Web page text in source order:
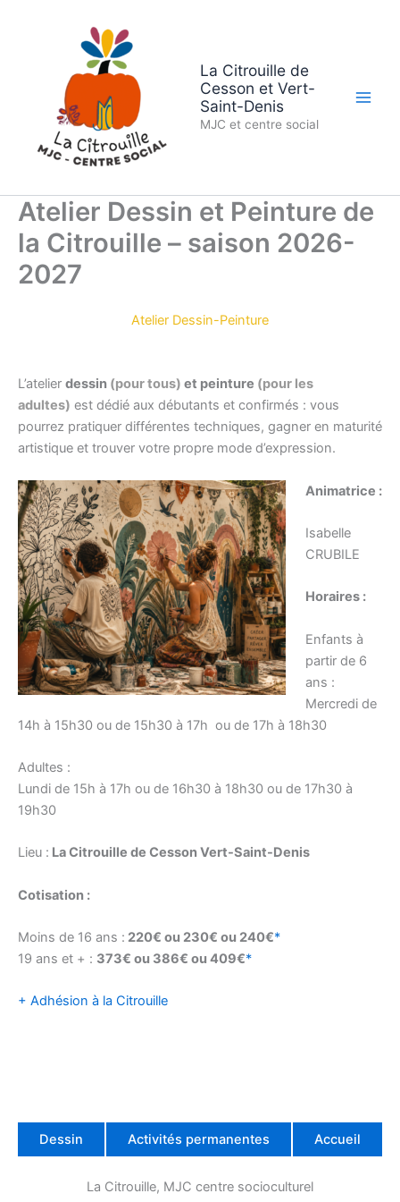
La Citrouille de
Cesson et Vert-
Saint-Denis
MJC et centre social
Atelier Dessin et Peinture de
la Citrouille – saison 2026-
2027
Atelier Dessin-Peinture
L’atelier dessin (pour tous) et peinture (pour les
adultes) est dédié aux débutants et confirmés : vous
pourrez pratiquer différentes techniques, gagner en maturité
artistique et trouver votre propre mode d’expression.
Animatrice :
Isabelle
CRUBILE
Horaires :
Enfants à
partir de 6
ans :
Mercredi de
14h à 15h30 ou de 15h30 à 17h ou de 17h à 18h30
Adultes :
Lundi de 15h à 17h ou de 16h30 à 18h30 ou de 17h30 à
19h30
Lieu : La Citrouille de Cesson Vert-Saint-Denis
Cotisation :
Moins de 16 ans : 220€ ou 230€ ou 240€*
19 ans et + : 373€ ou 386€ ou 409€*
+ Adhésion à la Citrouille
Dessin Activités permanentes Accueil
La Citrouille, MJC centre socioculturel